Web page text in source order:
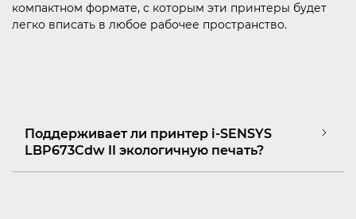
компактном формате, с которым эти принтеры будет
легко вписать в любое рабочее пространство.
Поддерживает ли принтер i-SENSYS
LBP673Cdw II экологичную печать?